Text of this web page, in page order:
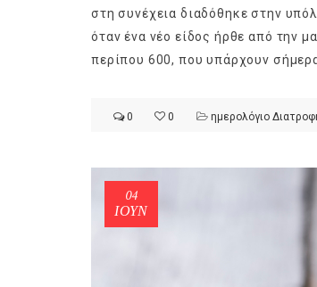
στη συνέχεια διαδόθηκε στην
όταν ένα νέο είδος ήρθε από την
περίπου 600, που υπάρχουν
0 0 ημερολόγιο
04
ΙΟΎΝ